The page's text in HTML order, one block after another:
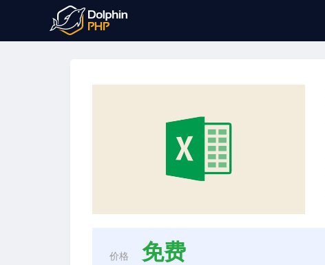
价格 免费